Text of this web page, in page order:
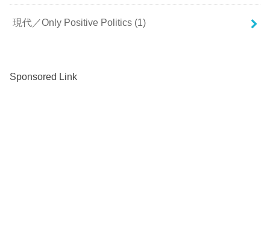
現代／Only Positive Politics (1)
Sponsored Link